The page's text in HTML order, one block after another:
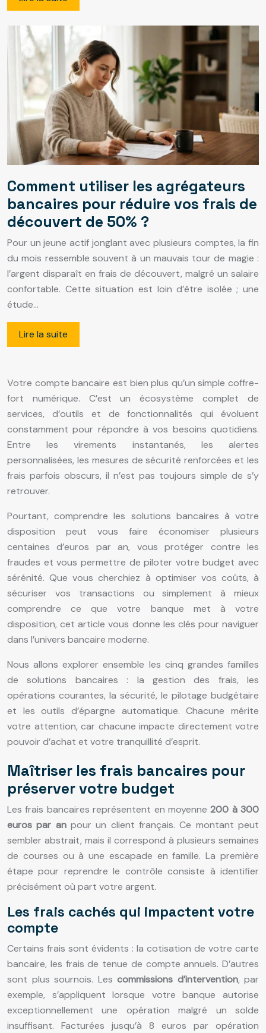
Comment utiliser les agrégateurs
bancaires pour réduire vos frais de
découvert de 50% ?
Pour un jeune actif jonglant avec plusieurs comptes, la fin
du mois ressemble souvent à un mauvais tour de magie :
l’argent disparaît en frais de découvert, malgré un salaire
confortable. Cette situation est loin d’être isolée ; une
étude…
Lire la suite
Votre compte bancaire est bien plus qu’un simple coffre-
fort numérique. C’est un écosystème complet de
services, d’outils et de fonctionnalités qui évoluent
constamment pour répondre à vos besoins quotidiens.
Entre les virements instantanés, les alertes
personnalisées, les mesures de sécurité renforcées et les
frais parfois obscurs, il n’est pas toujours simple de s’y
retrouver.
Pourtant, comprendre les solutions bancaires à votre
disposition peut vous faire économiser plusieurs
centaines d’euros par an, vous protéger contre les
fraudes et vous permettre de piloter votre budget avec
sérénité. Que vous cherchiez à optimiser vos coûts, à
sécuriser vos transactions ou simplement à mieux
comprendre ce que votre banque met à votre
disposition, cet article vous donne les clés pour naviguer
dans l’univers bancaire moderne.
Nous allons explorer ensemble les cinq grandes familles
de solutions bancaires : la gestion des frais, les
opérations courantes, la sécurité, le pilotage budgétaire
et les outils d’épargne automatique. Chacune mérite
votre attention, car chacune impacte directement votre
pouvoir d’achat et votre tranquillité d’esprit.
Maîtriser les frais bancaires pour
préserver votre budget
Les frais bancaires représentent en moyenne200 à 300
euros par anpour un client français. Ce montant peut
sembler abstrait, mais il correspond à plusieurs semaines
de courses ou à une escapade en famille. La première
étape pour reprendre le contrôle consiste à identifier
précisément où part votre argent.
Les frais cachés qui impactent votre
compte
Certains frais sont évidents : la cotisation de votre carte
bancaire, les frais de tenue de compte annuels. D’autres
sont plus sournois. Les commissions d’intervention, par
exemple, s’appliquent lorsque votre banque autorise
exceptionnellement une opération malgré un solde
insuffisant. Facturées jusqu’à 8 euros par opération